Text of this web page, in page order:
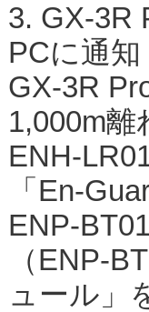
3. GX-3R
PCに通知
GX-3R
1,000m離
ENH-
「En-
ENP-
（ENP-
ュール」